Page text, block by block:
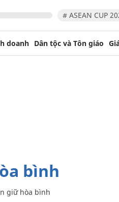
# ASEAN CUP
doanh Dân tộc và Tôn giáo
bình
giữ hòa bình